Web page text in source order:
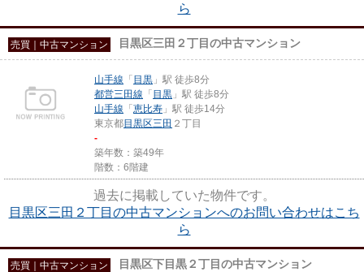
ら
売買｜中古マンション 目黒区三田２丁目の中古マンション
山手線 「目黒 」駅 徒歩8分
都営三田線 「目黒 」駅 徒歩8分
山手線 「恵比寿 」駅 徒歩14分
東京都目黒区三田 ２丁目
-
築年数：築49年
階数：6階建
過去に掲載していた物件です。
目黒区三田２丁目の中古マンションへのお問い合わせはこち
ら
売買｜中古マンション 目黒区下目黒２丁目の中古マンション